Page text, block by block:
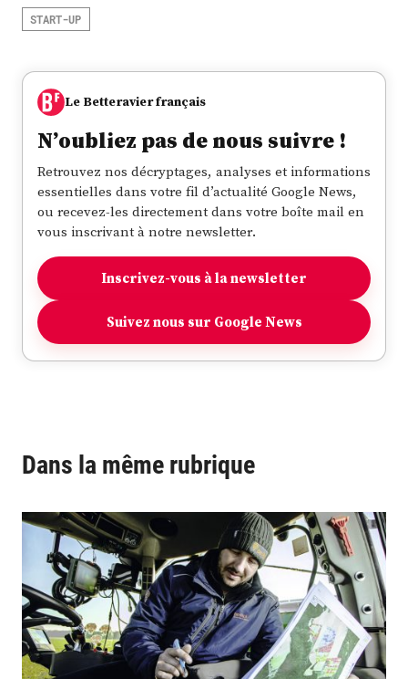
START-UP
Le Betteravier français
N’oubliez pas de nous suivre !
Retrouvez nos décryptages, analyses et informations
essentielles dans votre fil d’actualité Google News,
ou recevez-les directement dans votre boîte mail en
vous inscrivant à notre newsletter.
Inscrivez-vous à la newsletter
Suivez nous sur Google News
Dans la même rubrique